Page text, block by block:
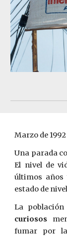
Marzo de 1992
Una parada
El nivel de
últimos
estado de
La
curiosos
fumar por